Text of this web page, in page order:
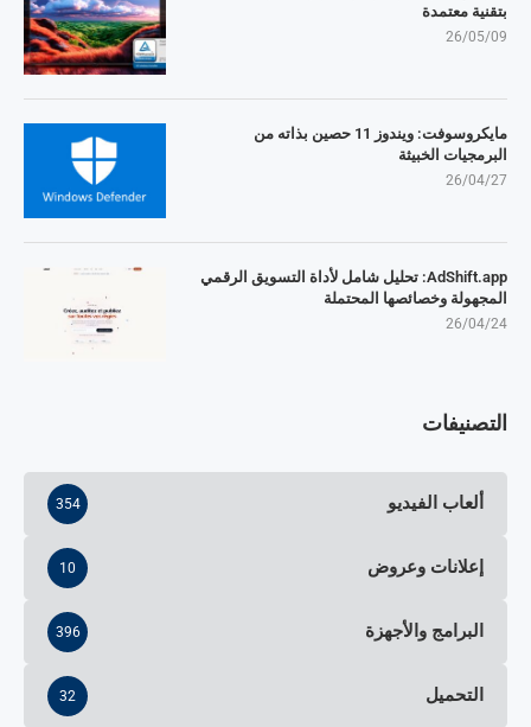
بتقنية معتمدة
26/05/09
مايكروسوفت: ويندوز 11 حصين بذاته من
البرمجيات الخبيثة
26/04/27
AdShift.app: تحليل شامل لأداة التسويق الرقمي
المجهولة وخصائصها المحتملة
26/04/24
التصنيفات
ألعاب الفيديو 354
إعلانات وعروض 10
البرامج والأجهزة 396
التحميل 32